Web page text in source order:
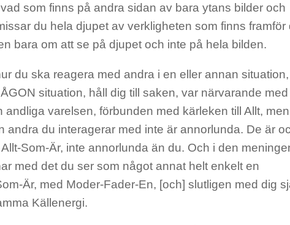
som finns på andra sidan av bara ytans bilder och
du hela djupet av verkligheten som finns framför
bara om att se på djupet och inte på hela bilden.
du ska reagera med andra i en eller annan situation,
situation, håll dig till saken, var närvarande med
andliga varelsen, förbunden med kärleken till Allt, men
andra du interagerar med inte är annorlunda. De är
Som-Är, inte annorlunda än du. Och i den
med det du ser som något annat helt enkelt en
Är, med Moder-Fader-En, [och] slutligen med dig
Källenergi.